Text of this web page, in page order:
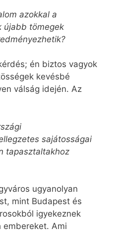
azokkal a
újabb tömegek
én biztos vagyok
kevésbé
válság idején. Az
sajátosságai
tapasztaltakhoz
ugyanolyan
mint Budapest és
igyekeznek
embereket. Ami